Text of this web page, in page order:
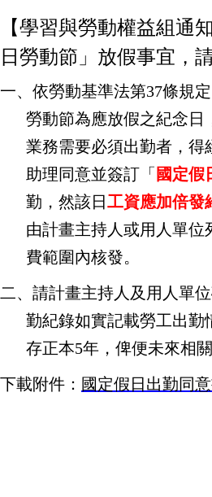
【學習與勞動權益組通
日勞動節」放假事宜，
一、依勞動基準法第37條規
勞動節為應放假之紀念日
業務需要必須出勤者，得
助理同意並簽訂「 國定假
勤，然該日 工資應加倍發
由計畫主持人或用人單位
費範圍內核發。
二、請計畫主持人及用人單
勤紀錄如實記載勞工出勤
存正本5年，俾便未來相關
下載附件： 國定假日出勤同